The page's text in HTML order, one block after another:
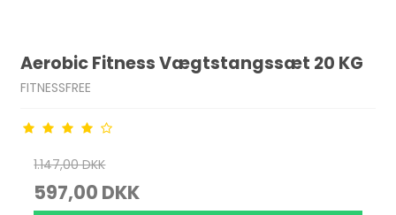
Aerobic Fitness Vægtstangssæt 20 KG
FITNESSFREE
1.147,00 DKK
597,00 DKK